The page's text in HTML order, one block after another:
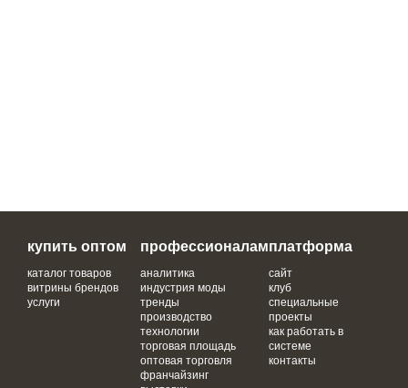
купить оптом
каталог товаров
витрины брендов
услуги
профессионалам
аналитика
индустрия моды
тренды
производство
технологии
торговая площадь
оптовая торговля
франчайзинг
платформа
сайт
клуб
специальные
проекты
как работать в
системе
контакты